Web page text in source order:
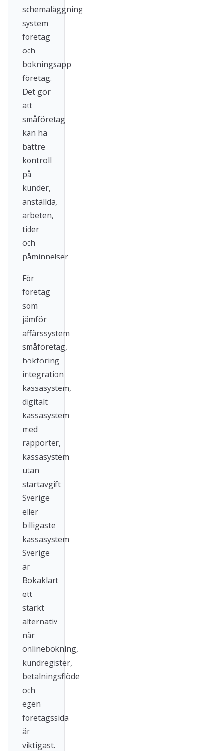
schemaläggning
system
företag
och
bokningsapp
företag.
Det gör
att
småföretag
kan ha
bättre
kontroll
på
kunder,
anställda,
arbeten,
tider
och
påminnelser.
För
företag
som
jämför
affärssystem
småföretag,
bokföring
integration
kassasystem,
digitalt
kassasystem
med
rapporter,
kassasystem
utan
startavgift
Sverige
eller
billigaste
kassasystem
Sverige
är
Bokaklart
ett
starkt
alternativ
när
onlinebokning,
kundregister,
betalningsflöde
och
egen
företagssida
är
viktigast.